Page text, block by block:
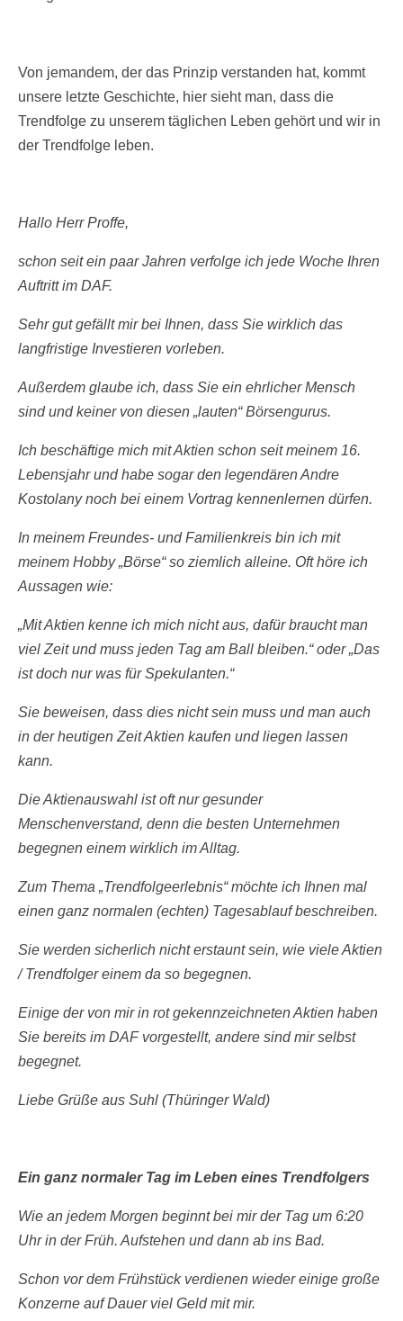
Von jemandem, der das Prinzip verstanden hat, kommt
unsere letzte Geschichte, hier sieht man, dass die
Trendfolge zu unserem täglichen Leben gehört und wir in
der Trendfolge leben.
Hallo Herr Proffe,
schon seit ein paar Jahren verfolge ich jede Woche Ihren
Auftritt im DAF.
Sehr gut gefällt mir bei Ihnen, dass Sie wirklich das
langfristige Investieren vorleben.
Außerdem glaube ich, dass Sie ein ehrlicher Mensch
sind und keiner von diesen „lauten“ Börsengurus.
Ich beschäftige mich mit Aktien schon seit meinem 16.
Lebensjahr und habe sogar den legendären Andre
Kostolany noch bei einem Vortrag kennenlernen dürfen.
In meinem Freundes- und Familienkreis bin ich mit
meinem Hobby „Börse“ so ziemlich alleine. Oft höre ich
Aussagen wie:
„Mit Aktien kenne ich mich nicht aus, dafür braucht man
viel Zeit und muss jeden Tag am Ball bleiben.“ oder „Das
ist doch nur was für Spekulanten.“
Sie beweisen, dass dies nicht sein muss und man auch
in der heutigen Zeit Aktien kaufen und liegen lassen
kann.
Die Aktienauswahl ist oft nur gesunder
Menschenverstand, denn die besten Unternehmen
begegnen einem wirklich im Alltag.
Zum Thema „Trendfolgeerlebnis“ möchte ich Ihnen mal
einen ganz normalen (echten) Tagesablauf beschreiben.
Sie werden sicherlich nicht erstaunt sein, wie viele Aktien
/ Trendfolger einem da so begegnen.
Einige der von mir in rot gekennzeichneten Aktien haben
Sie bereits im DAF vorgestellt, andere sind mir selbst
begegnet.
Liebe Grüße aus Suhl (Thüringer Wald)
Ein ganz normaler Tag im Leben eines Trendfolgers
Wie an jedem Morgen beginnt bei mir der Tag um 6:20
Uhr in der Früh. Aufstehen und dann ab ins Bad.
Schon vor dem Frühstück verdienen wieder einige große
Konzerne auf Dauer viel Geld mit mir.